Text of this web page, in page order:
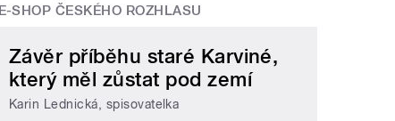
E-SHOP ČESKÉHO ROZHLASU
Závěr příběhu staré Karviné,
který měl zůstat pod zemí
Karin Lednická, spisovatelka